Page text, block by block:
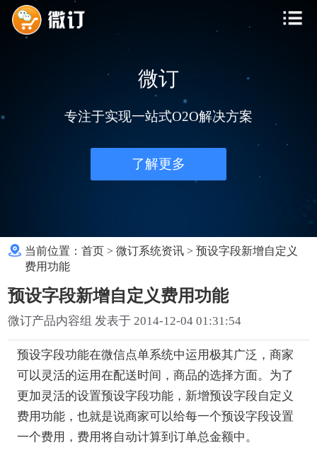
微订
专注于实现一站式O2O解决方案
了解更多
当前位置：首页 >微订系统资讯 >预设字段新增自定义
费用功能
预设字段新增自定义费用功能
微订产品内容组 发表于 2014-12-04 01:31:54
预设字段功能在微信点单系统中运用极其广泛，商家
可以灵活的运用在配送时间，商品的选择方面。为了
更加灵活的设置预设字段功能，新增预设字段自定义
费用功能，也就是说商家可以给每一个预设字段设置
一个费用，费用将自动计算到订单总金额中。